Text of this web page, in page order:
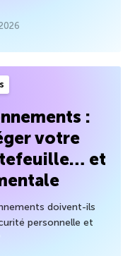
:
votre
et
doivent-ils
personnelle et